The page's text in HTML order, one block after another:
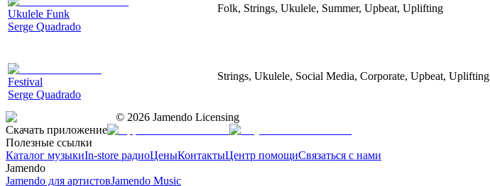
Ukulele Funk
Serge Quadrado
Folk, Strings, Ukulele, Summer, Upbeat, Uplifting
Festival
Serge Quadrado
Strings, Ukulele, Social Media, Corporate, Upbeat, Uplifting
© 2026 Jamendo Licensing
Скачать приложение
Полезные ссылки
Каталог музыкиIn-store радиоЦеныКонтактыЦентр помощиСвязаться с нами
Jamendo
Jamendo для артистовJamendo Music